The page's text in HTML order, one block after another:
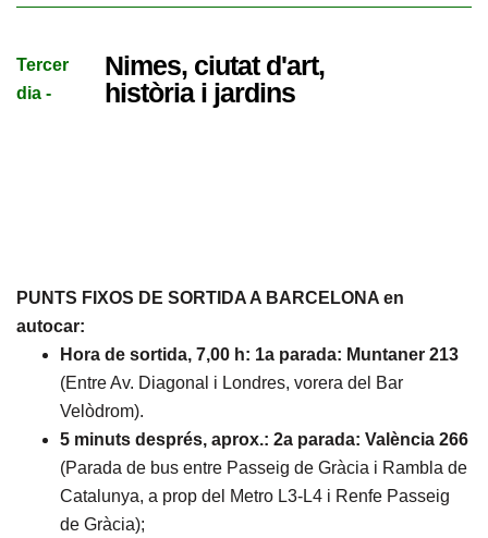
Tercer
dia -
Nimes, ciutat d'art,
història i jardins
PUNTS FIXOS DE SORTIDA A BARCELONA en
autocar:
Hora de sortida, 7,00 h: 1a parada: Muntaner 213
(Entre Av. Diagonal i Londres, vorera del Bar
Velòdrom).
5 minuts després, aprox.: 2a parada: València 266
(Parada de bus entre Passeig de Gràcia i Rambla de
Catalunya, a prop del Metro L3-L4 i Renfe Passeig
de Gràcia);